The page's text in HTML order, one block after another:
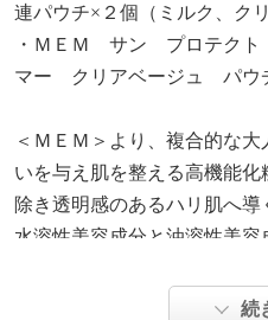
連パウチ×２個（ミルク、ク
・ＭＥＭ サン プロテク
マー クリアベージュ パウ
＜ＭＥＭ＞より、複合的な
いを与え肌を整える高機能
除き透明感のあるハリ肌へ導
水溶性美容成分と油溶性美
×２、厳選美容成分配合でハ
続